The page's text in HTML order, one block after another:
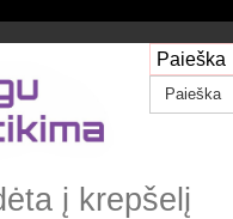
Paieška
į krepšelį